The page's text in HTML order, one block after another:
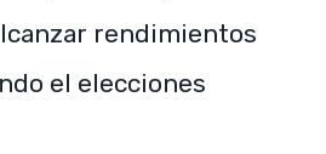
rendimientos
el elecciones